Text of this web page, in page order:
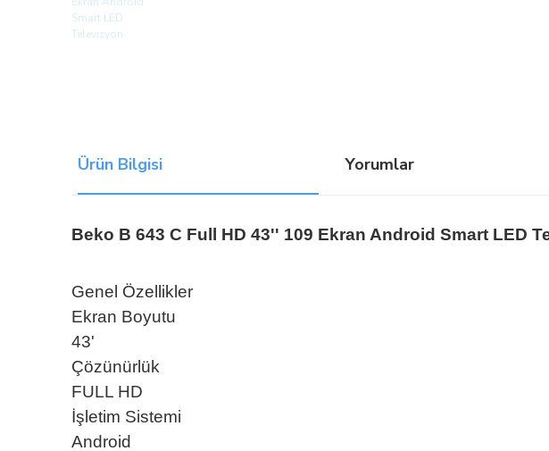
Ürün Bilgisi Yorumlar
Beko B 643 C Full HD 43'' 109 Ekran Android Smart LED
Genel Özellikler
Ekran Boyutu
43'
Çözünürlük
FULL HD
İşletim Sistemi
Android